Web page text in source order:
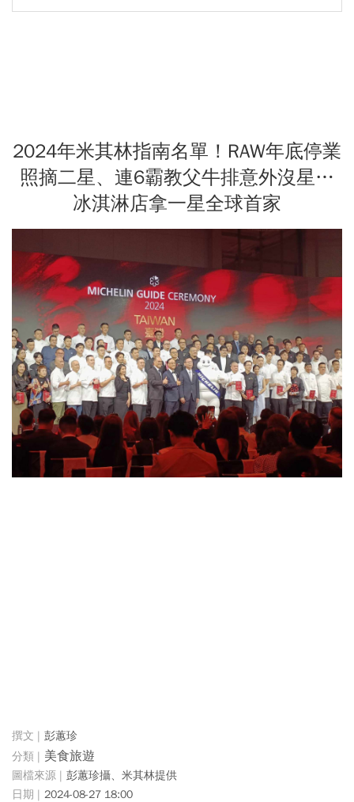
2024年米其林指南名單！RAW年底停業
照摘二星、連6霸教父牛排意外沒星…
冰淇淋店拿一星全球首家
彭蕙珍
美食旅遊
彭蕙珍攝、米其林提供
2024-08-27 18:00